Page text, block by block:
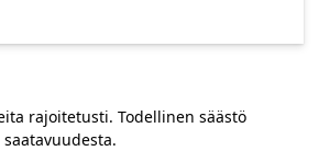
rajoitetusti. Todellinen säästö